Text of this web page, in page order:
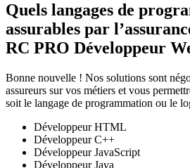
Quels langages de
assurables par
RC PRO Développeur
Bonne nouvelle ! Nos solutions sont
assureurs sur vos métiers et vous
soit le langage de programmation ou le
Développeur HTML
Développeur C++
Développeur JavaScript
Développeur Java